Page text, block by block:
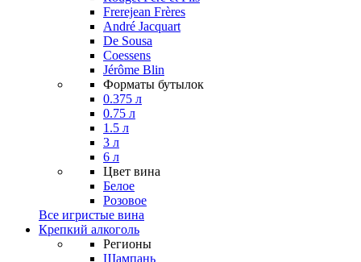
Frerejean Frères
André Jacquart
De Sousa
Coessens
Jérôme Blin
Форматы бутылок
0.375 л
0.75 л
1.5 л
3 л
6 л
Цвет вина
Белое
Розовое
Все игристые вина
Крепкий алкоголь
Регионы
Шампань